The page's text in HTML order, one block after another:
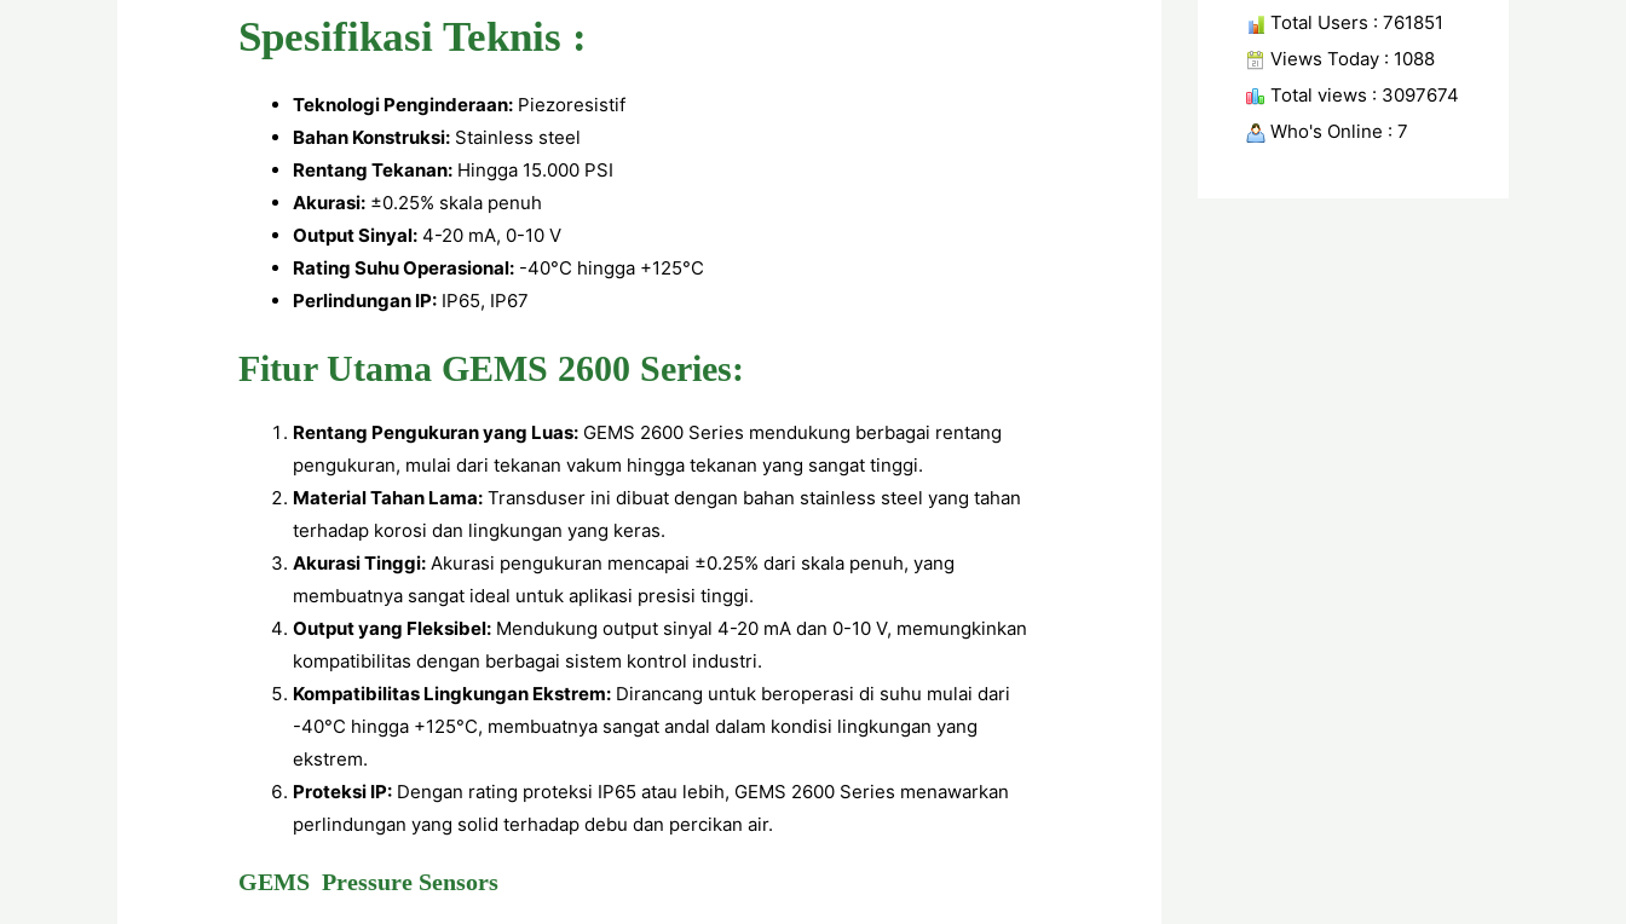
Spesifikasi Teknis :
Teknologi Penginderaan: Piezoresistif
Bahan Konstruksi: Stainless steel
Rentang Tekanan: Hingga 15.000 PSI
Akurasi: ±0.25% skala penuh
Output Sinyal: 4-20 mA, 0-10 V
Rating Suhu Operasional: -40°C hingga +125°C
Perlindungan IP: IP65, IP67
Fitur Utama GEMS 2600 Series:
Rentang Pengukuran yang Luas: GEMS 2600 Series mendukung berbagai rentang
pengukuran, mulai dari tekanan vakum hingga tekanan yang sangat tinggi.
Material Tahan Lama: Transduser ini dibuat dengan bahan stainless steel yang tahan
terhadap korosi dan lingkungan yang keras.
Akurasi Tinggi: Akurasi pengukuran mencapai ±0.25% dari skala penuh, yang
membuatnya sangat ideal untuk aplikasi presisi tinggi.
Output yang Fleksibel: Mendukung output sinyal 4-20 mA dan 0-10 V, memungkinkan
kompatibilitas dengan berbagai sistem kontrol industri.
Kompatibilitas Lingkungan Ekstrem: Dirancang untuk beroperasi di suhu mulai dari
-40°C hingga +125°C, membuatnya sangat andal dalam kondisi lingkungan yang
ekstrem.
Proteksi IP: Dengan rating proteksi IP65 atau lebih, GEMS 2600 Series menawarkan
perlindungan yang solid terhadap debu dan percikan air.
GEMS Pressure Sensors
Total Users : 761851
Views Today : 1088
Total views : 3097674
Who's Online : 7